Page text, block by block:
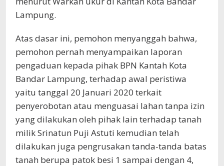
Lampung.
Atas dasar ini, pemohon menyanggah bahwa,
pemohon pernah menyampaikan laporan
pengaduan kepada pihak BPN Kantah Kota
Bandar Lampung, terhadap awal peristiwa
yaitu tanggal 20 Januari 2020 terkait
penyerobotan atau menguasai lahan tanpa izin
yang dilakukan oleh pihak lain terhadap tanah
milik Srinatun Puji Astuti kemudian telah
dilakukan juga pengrusakan tanda-tanda batas
tanah berupa patok besi 1 sampai dengan 4,